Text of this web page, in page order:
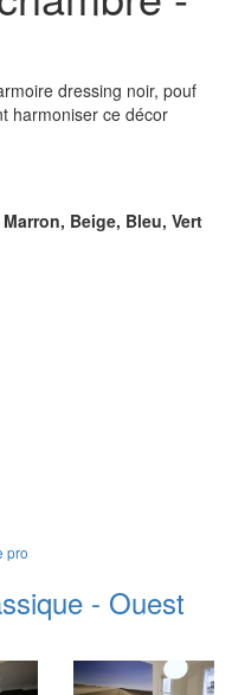
dressing noir, pouf
harmoniser ce décor
Beige, Bleu, Vert
pro
- Ouest